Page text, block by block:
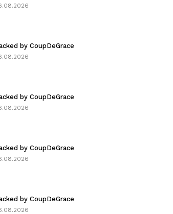
by CoupDeGrace
by CoupDeGrace
by CoupDeGrace
by CoupDeGrace